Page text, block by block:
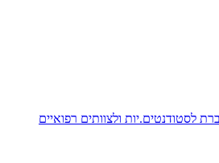
לסטודנטים.יות ולצוותים רפואיים